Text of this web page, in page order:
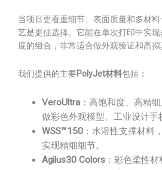
当项目更看重细节、表面质量和多材料
艺是更佳选择。它能在单次打印中实
度的组合，非常适合做外观验证和高拟
我们提供的主要PolyJet材料包括：
VeroUltra ：高饱和度、高精
做彩色外观模型、工业设计手
WSS™150 ：水溶性支撑材料
实现精细细节。
Agilus30 Colors ：彩色柔性